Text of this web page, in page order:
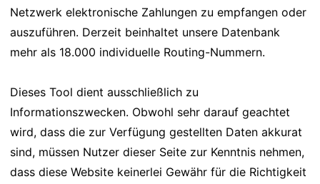
Netzwerk elektronische Zahlungen zu empfangen oder
auszuführen. Derzeit beinhaltet unsere Datenbank
mehr als 18.000 individuelle Routing-Nummern.
Dieses Tool dient ausschließlich zu
Informationszwecken. Obwohl sehr darauf geachtet
wird, dass die zur Verfügung gestellten Daten akkurat
sind, müssen Nutzer dieser Seite zur Kenntnis nehmen,
dass diese Website keinerlei Gewähr für die Richtigkeit